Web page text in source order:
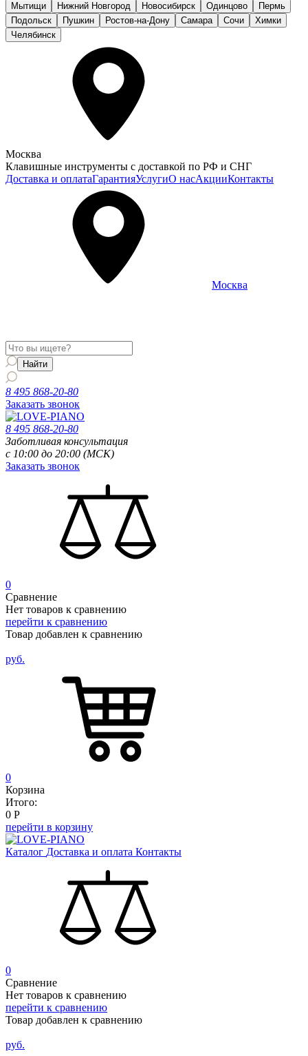
Мытищи
Нижний Новгород Новосибирск Одинцово
Пермь
Подольск
Пушкин Ростов-на-Дону Самара Сочи
Химки
Челябинск
Москва
Клавишные инструменты с доставкой по РФ и СНГ
Доставка и оплатаГарантияУслугиО насАкцииКонтакты
Москва
8 495 868-20-80
Заказать звонок
8 495 868-20-80
Заботливая консультация
с 10:00 до 20:00 (МСК)
Заказать звонок
0
Сравнение
Нет товаров к сравнению
перейти к сравнению
Товар добавлен к сравнению
руб.
0
Корзина
Итого:
0 Р
перейти в корзину
Каталог Доставка и оплата Контакты
0
Сравнение
Нет товаров к сравнению
перейти к сравнению
Товар добавлен к сравнению
руб.